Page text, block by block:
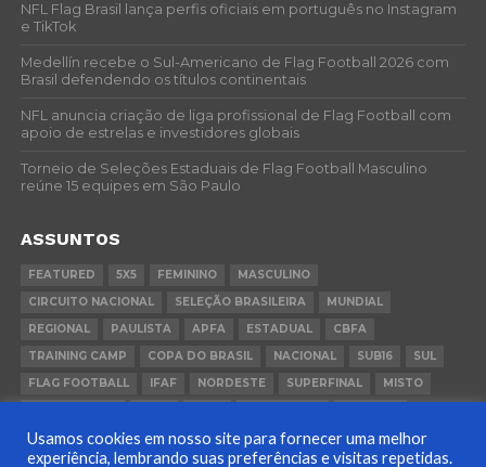
NFL Flag Brasil lança perfis oficiais em português no Instagram
e TikTok
Medellín recebe o Sul-Americano de Flag Football 2026 com
Brasil defendendo os títulos continentais
NFL anuncia criação de liga profissional de Flag Football com
apoio de estrelas e investidores globais
Torneio de Seleções Estaduais de Flag Football Masculino
reúne 15 equipes em São Paulo
ASSUNTOS
FEATURED 5X5 FEMININO
MASCULINO
CIRCUITO NACIONAL
SELEÇÃO BRASILEIRA
MUNDIAL
REGIONAL
PAULISTA APFA ESTADUAL
CBFA
TRAINING CAMP
COPA DO BRASIL NACIONAL SUB16
SUL
FLAG FOOTBALL
IFAF NORDESTE SUPERFINAL
MISTO
COPA BRASIL
PANAMÁ RIO GRANDE DO SUL
Usamos cookies em nosso site para fornecer uma melhor
experiência, lembrando suas preferências e visitas repetidas.